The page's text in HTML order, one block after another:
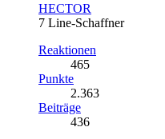
HECTOR
7 Line-Schaffner
Reaktionen
465
Punkte
2.363
Beiträge
436